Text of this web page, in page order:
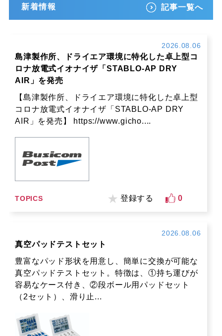
新着情報 記事一覧へ
2026.08.06
島津製作所、ドライエア環境に特化した卓上型コ
ロナ放電式イオナイザ「STABLO-AP DRY
AIR」を発売
【島津製作所、ドライエア環境に特化した卓上型
コロナ放電式イオナイザ「STABLO-AP DRY
AIR」を発売】 https://www.gicho....
TOPICS 登録する 0
2026.08.06
真空パッドテストセット
豊富なパッド形状を用意し、簡単に交換が可能な
真空パッドテストセット。特徴は、①持ち運びが
容易なケース付き、②段ボール用パッドセット
（2セット）、滑り止...